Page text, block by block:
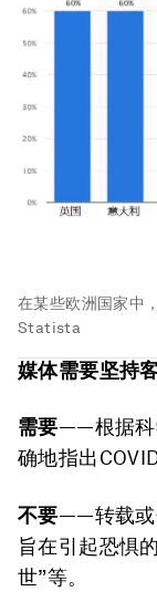
在某些欧洲国家中
Statista
媒体需要坚持
需要——根据科
确地指出
不要——转载或
旨在引起恐惧
世”等。